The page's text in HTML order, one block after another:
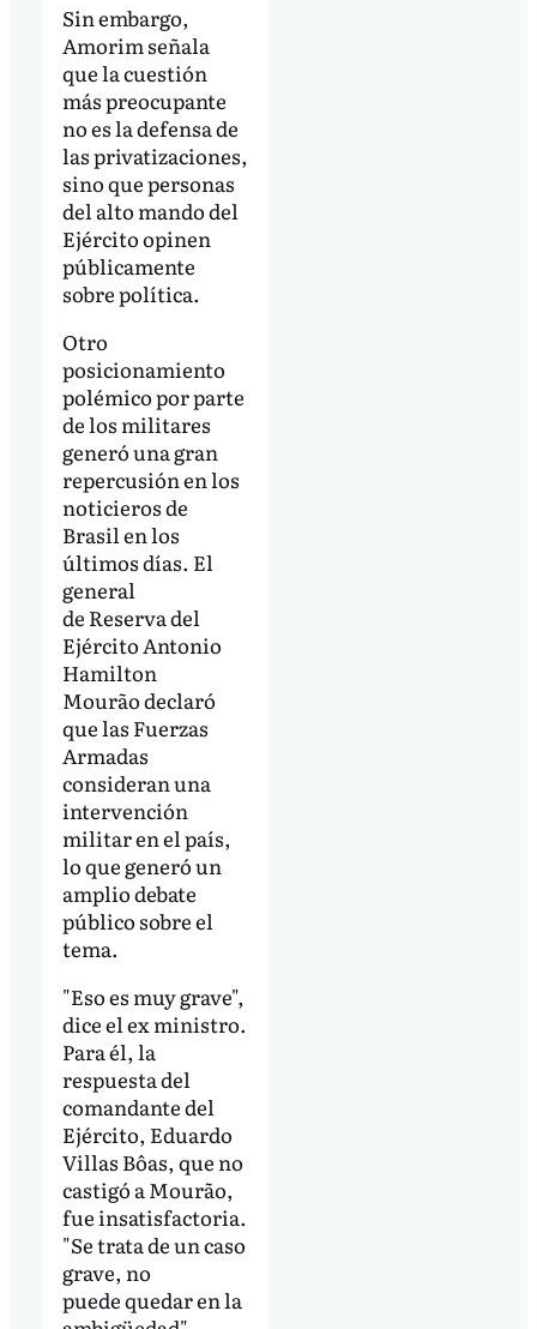
Sin embargo,
Amorim señala
que la cuestión
más preocupante
no es la defensa de
las privatizaciones,
sino que personas
del alto mando del
Ejército opinen
públicamente
sobre política.
Otro
posicionamiento
polémico por parte
de los militares
generó una gran
repercusión en los
noticieros de
Brasil en los
últimos días. El
general
de Reserva del
Ejército Antonio
Hamilton
Mourão declaró
que las Fuerzas
Armadas
consideran una
intervención
militar en el país,
lo que generó un
amplio debate
público sobre el
tema.
"Eso es muy grave",
dice el ex ministro.
Para él, la
respuesta del
comandante del
Ejército, Eduardo
Villas Bôas, que no
castigó a Mourão,
fue insatisfactoria.
"Se trata de un caso
grave, no
puede quedar en la